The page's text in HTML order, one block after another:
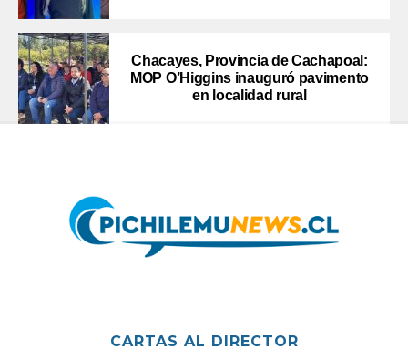
Chacayes, Provincia de Cachapoal:
MOP O’Higgins inauguró pavimento
en localidad rural
CARTAS AL DIRECTOR